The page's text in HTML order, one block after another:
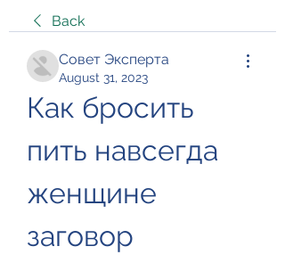
Back
Совет Эксперта
August 31, 2023
Как бросить
пить навсегда
женщине
заговор